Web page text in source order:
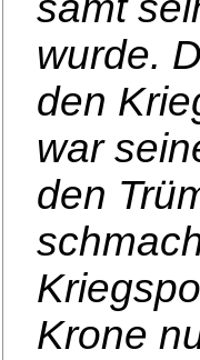
wurde.
den
war
den
Krone